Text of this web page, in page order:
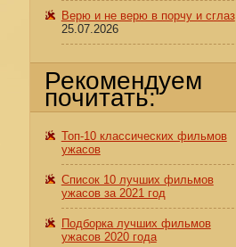
Верю и не верю в порчу и сглаз
25.07.2026
Рекомендуем
почитать:
Топ-10 классических фильмов
ужасов
Список 10 лучших фильмов
ужасов за 2021 год
Подборка лучших фильмов
ужасов 2020 года